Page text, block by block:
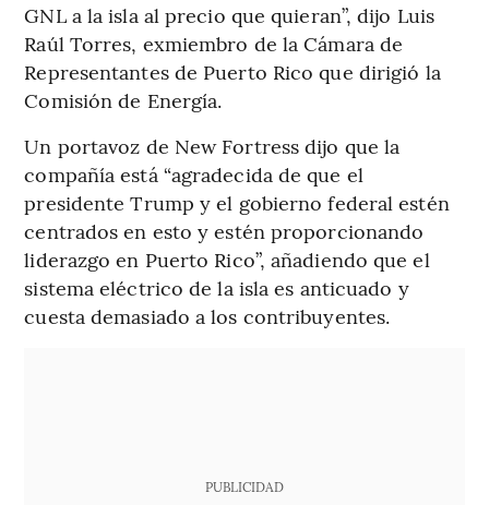
GNL a la isla al precio que quieran”, dijo Luis
Raúl Torres, exmiembro de la Cámara de
Representantes de Puerto Rico que dirigió la
Comisión de Energía.
Un portavoz de New Fortress dijo que la
compañía está “agradecida de que el
presidente Trump y el gobierno federal estén
centrados en esto y estén proporcionando
liderazgo en Puerto Rico”, añadiendo que el
sistema eléctrico de la isla es anticuado y
cuesta demasiado a los contribuyentes.
PUBLICIDAD